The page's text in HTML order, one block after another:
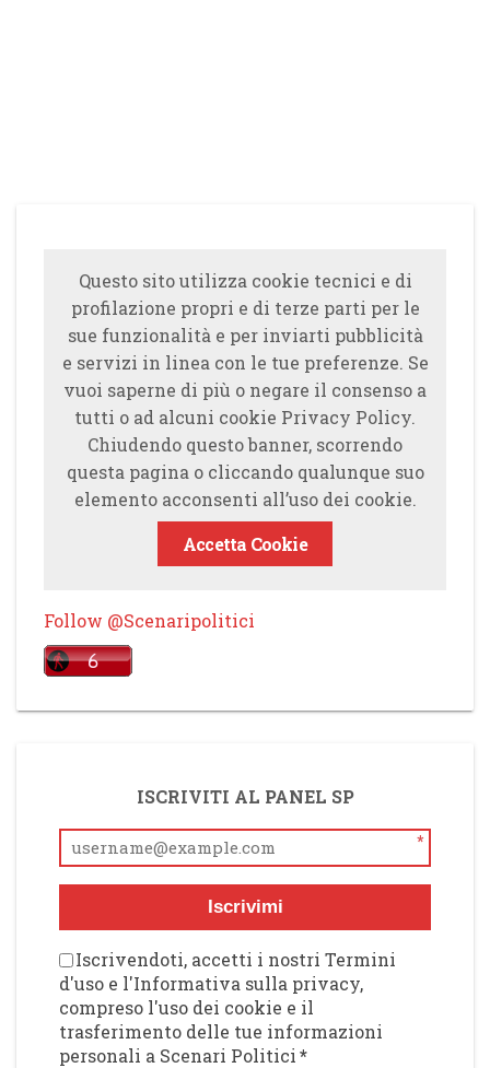
Questo sito utilizza cookie tecnici e di
profilazione propri e di terze parti per le
sue funzionalità e per inviarti pubblicità
e servizi in linea con le tue preferenze. Se
vuoi saperne di più o negare il consenso a
tutti o ad alcuni cookie Privacy Policy.
Chiudendo questo banner, scorrendo
questa pagina o cliccando qualunque suo
elemento acconsenti all’uso dei cookie.
Accetta Cookie
Follow @Scenaripolitici
ISCRIVITI AL PANEL SP
*
Iscrivimi
Iscrivendoti, accetti i nostri Termini
d'uso e l'Informativa sulla privacy,
compreso l'uso dei cookie e il
trasferimento delle tue informazioni
personali a Scenari Politici*